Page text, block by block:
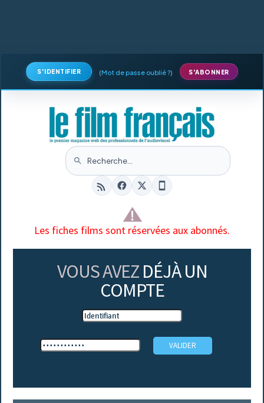
S'IDENTIFIER (Mot de passe oublié ?) S'ABONNER
Les fiches films sont réservées aux abonnés.
VOUS AVEZ DÉJÀ UN
COMPTE